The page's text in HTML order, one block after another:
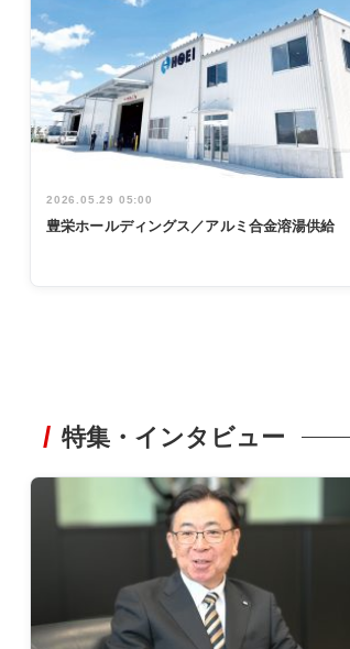
2026.05.29 05:00
豊栄ホールディングス／アルミ合金溶湯供給
特集・インタビュー